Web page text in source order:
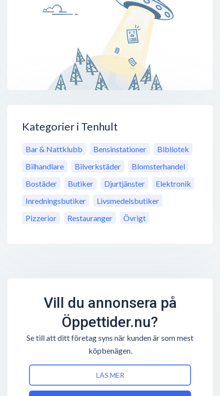
Kategorier i Tenhult
Bar & Nattklubb Bensinstationer
Bibliotek
Bilhandlare
Bilverkstäder
Blomsterhandel
Bostäder
Butiker Djurtjänster
Elektronik
Inredningsbutiker
Livsmedelsbutiker
Pizzerior
Restauranger Övrigt
Vill du annonsera på
Öppettider.nu?
Se till att ditt företag syns när kunden är som mest
köpbenägen.
LÄS MER